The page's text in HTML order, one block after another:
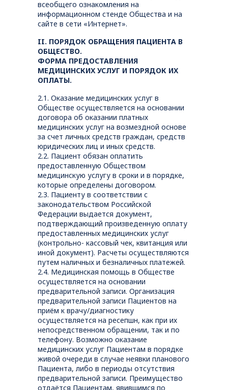
всеобщего ознакомления на
информационном стенде Общества и на
сайте в сети «Интернет».
II. ПОРЯДОК ОБРАЩЕНИЯ ПАЦИЕНТА В
ОБЩЕСТВО.
ФОРМА ПРЕДОСТАВЛЕНИЯ
МЕДИЦИНСКИХ УСЛУГ И ПОРЯДОК ИХ
ОПЛАТЫ.
2.1. Оказание медицинских услуг в
Обществе осуществляется на основании
договора об оказании платных
медицинских услуг на возмездной основе
за счет личных средств граждан, средств
юридических лиц и иных средств.
2.2. Пациент обязан оплатить
предоставленную Обществом
медицинскую услугу в сроки и в порядке,
которые определены договором.
2.3. Пациенту в соответствии с
законодательством Российской
Федерации выдается документ,
подтверждающий произведенную оплату
предоставленных медицинских услуг
(контрольно- кассовый чек, квитанция или
иной документ). Расчеты осуществляются
путем наличных и безналичных платежей.
2.4. Медицинская помощь в Обществе
осуществляется на основании
предварительной записи. Организация
предварительной записи Пациентов на
приём к врачу/диагностику
осуществляется на ресепшн, как при их
непосредственном обращении, так и по
телефону. Возможно оказание
медицинских услуг Пациентам в порядке
живой очереди в случае неявки планового
Пациента, либо в периоды отсутствия
предварительной записи. Преимущество
отдаётся Пациентам, явившимся по